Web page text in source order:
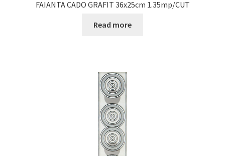
FAIANTA CADO GRAFIT 36x25cm 1.35mp/CUT
Read more